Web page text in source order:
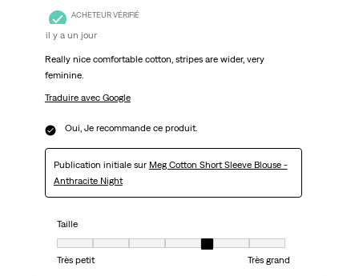
ACHETEUR VÉRIFIÉ
il y a un jour
Really nice comfortable cotton, stripes are wider, very
feminine.
Traduire avec Google
Oui, Je recommande ce produit.
Publication initiale sur Meg Cotton Short Sleeve Blouse -
Anthracite Night
Taille
Taille, 5 sur 7, où 1 est égal à Très petit et 7 est égal à Très grand
Très petit
Très grand